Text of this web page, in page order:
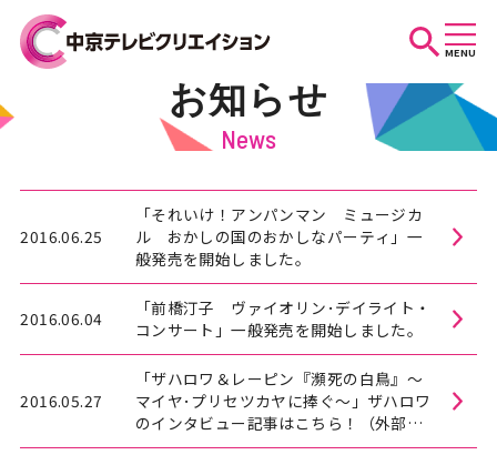
MENU
スケジュール
イベントを探す
団体・法人の方へ
お知らせ
News
2016.06.25
「それいけ！アンパンマン ミュージカ
ル おかしの国のおかしなパーティ」一
般発売を開始しました。
2016.06.04
「前橋汀子 ヴァイオリン･デイライト・
コンサート」一般発売を開始しました。
2016.05.27
「ザハロワ＆レーピン『瀕死の白鳥』～
マイヤ･プリセツカヤに捧ぐ～」ザハロワ
のインタビュー記事はこちら！（外部サ
イトへリンク）